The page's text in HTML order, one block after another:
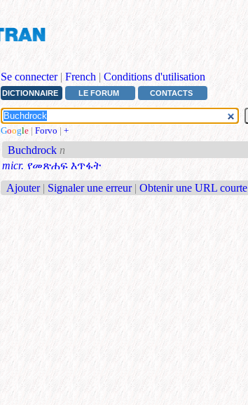
Se connecter | French | Conditions d'utilisation
DICTIONNAIRE LE FORUM CONTACTS
Google | Forvo | +
Buchdrock n
micr. የመጽሐፍ እጥፋት
Ajouter | Signaler une erreur | Obtenir une URL courte